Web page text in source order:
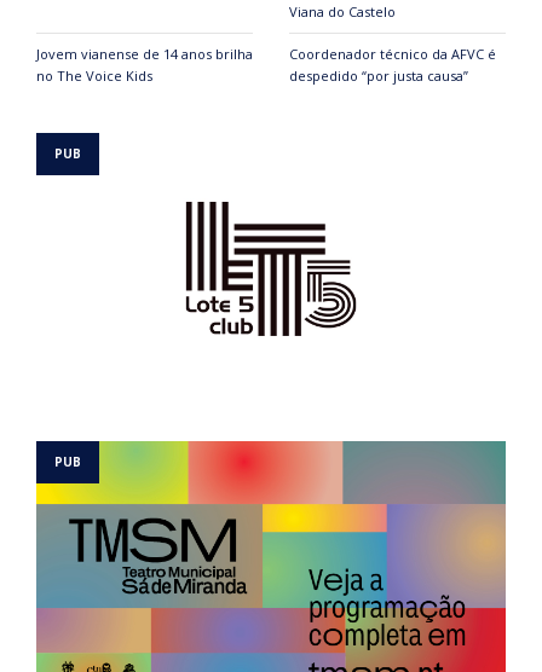
Viana do Castelo
Jovem vianense de 14 anos brilha
no The Voice Kids
Coordenador técnico da AFVC é
despedido “por justa causa”